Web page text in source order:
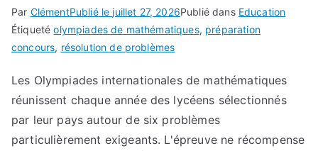
Par ClémentPublié le juillet 27, 2026Publié dans Education
Étiquetéolympiades de mathématiques, préparation
concours, résolution de problèmes
Les Olympiades internationales de mathématiques
réunissent chaque année des lycéens sélectionnés
par leur pays autour de six problèmes
particulièrement exigeants. L'épreuve ne récompense